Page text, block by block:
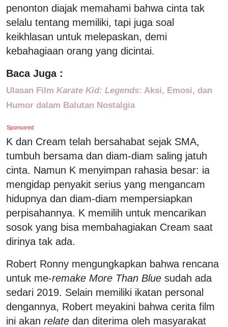
penonton diajak memahami bahwa cinta tak
selalu tentang memiliki, tapi juga soal
keikhlasan untuk melepaskan, demi
kebahagiaan orang yang dicintai.
Baca Juga :
Ulasan Film Karate Kid: Legends: Aksi, Emosi, dan
Humor dalam Balutan Nostalgia
Sponsored
K dan Cream telah bersahabat sejak SMA,
tumbuh bersama dan diam-diam saling jatuh
cinta. Namun K menyimpan rahasia besar: ia
mengidap penyakit serius yang mengancam
hidupnya dan diam-diam mempersiapkan
perpisahannya. K memilih untuk mencarikan
sosok yang bisa membahagiakan Cream saat
dirinya tak ada.
Robert Ronny mengungkapkan bahwa rencana
untuk me-remake More Than Blue sudah ada
sedari 2019. Selain memiliki ikatan personal
dengannya, Robert meyakini bahwa cerita film
ini akan relate dan diterima oleh masyarakat